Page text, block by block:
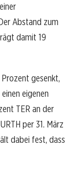
Abstand zum
damit 19
gesenkt,
eigenen
TER an der
per 31. März
dabei fest, dass